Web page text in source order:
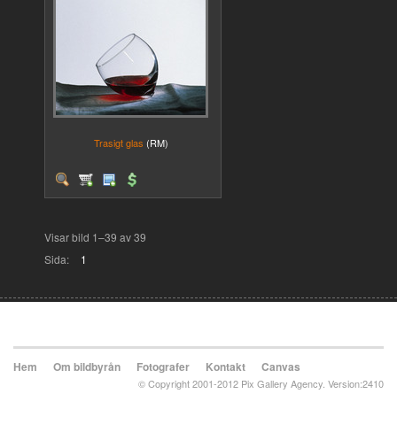
Trasigt glas (RM)
Visar bild 1–39 av 39
Sida:
1
Hem Om bildbyrån Fotografer Kontakt Canvas
© Copyright 2001-2012 Pix Gallery Agency. Version:2410